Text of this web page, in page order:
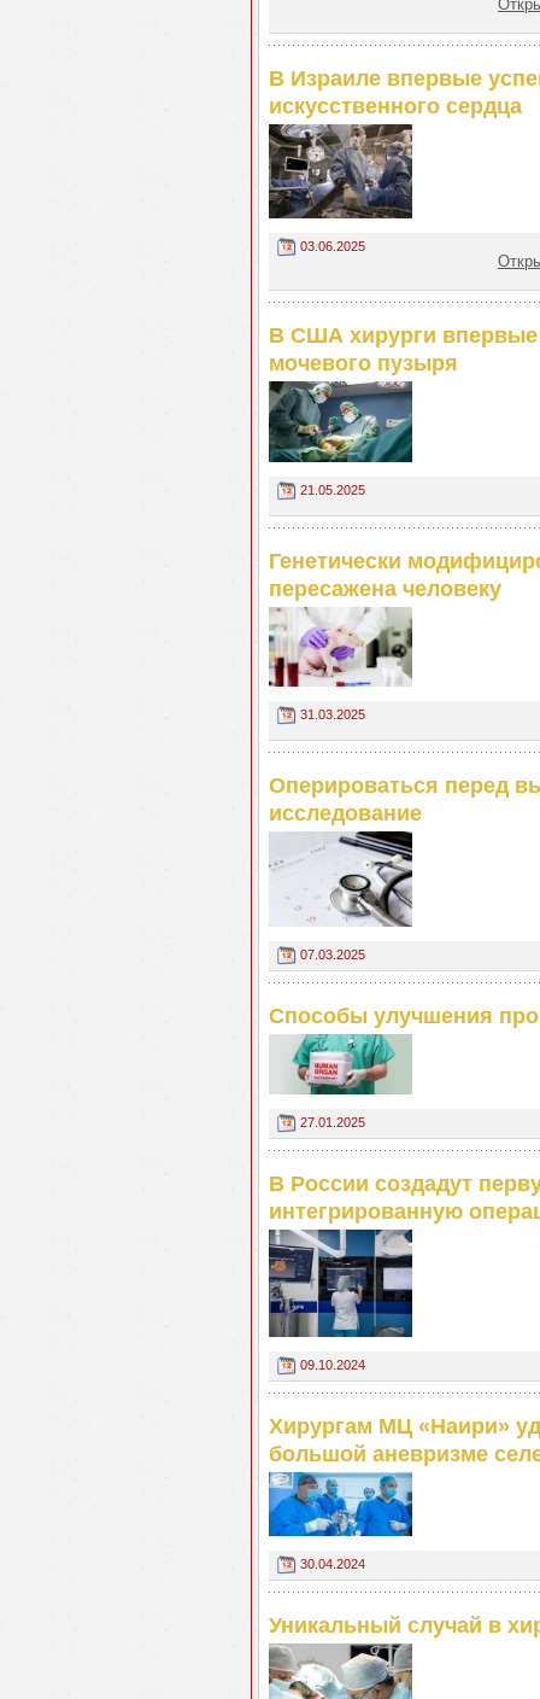
В Израиле впервые
искусственного сердца
03.06.2025
В США хирурги впервые
мочевого пузыря
21.05.2025
Генетически
пересажена человеку
31.03.2025
Оперироваться перед
исследование
07.03.2025
Способы улучшения
27.01.2025
В России создадут
интегрированную
09.10.2024
Хирургам МЦ «Наири»
большой аневризме
30.04.2024
Уникальный случай в